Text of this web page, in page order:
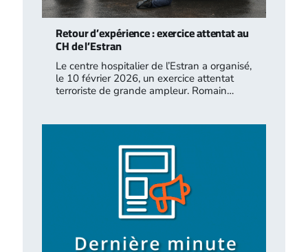
Retour d’expérience : exercice attentat au
CH de l’Estran
Le centre hospitalier de l’Estran a organisé,
le 10 février 2026, un exercice attentat
terroriste de grande ampleur. Romain…